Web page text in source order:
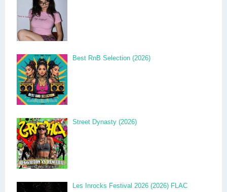
Best RnB Selection (2026)
Street Dynasty (2026)
Les Inrocks Festival 2026 (2026) FLAC